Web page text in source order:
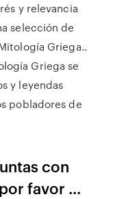
y relevancia
selección de
Griega..
Griega se
y leyendas
pobladores de
con
favor ...